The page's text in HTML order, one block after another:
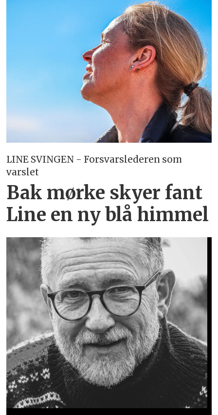
LINE SVINGEN - Forsvarslederen som
varslet
Bak mørke skyer fant
Line en ny blå himmel